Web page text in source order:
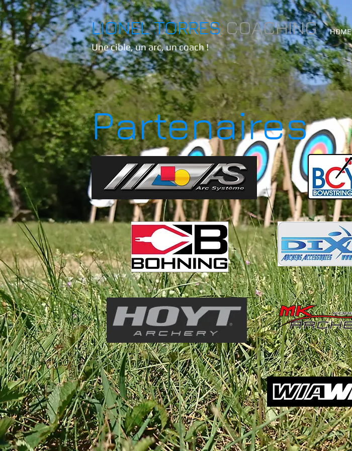
LIONEL TORRESCOACHING
Une cible, un arc, un coach !
HOME
Partenaires